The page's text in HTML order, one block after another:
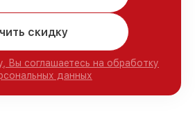
скидку
Вы соглашаетесь на обработку
данных